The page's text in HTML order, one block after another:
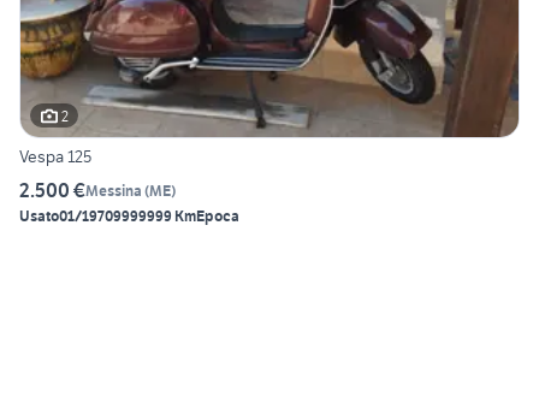
2
Vespa 125
2.500 €Messina (ME)
Usato01/19709999999 KmEpoca